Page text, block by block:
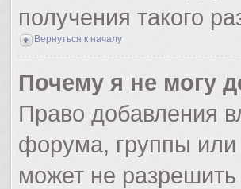
получения такого
Вернуться к началу
Почему я не могу
Право добавления
форума, группы или
может не